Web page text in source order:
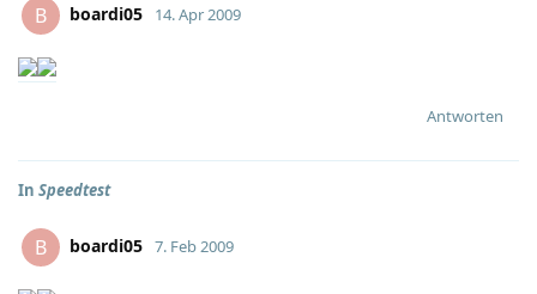
B boardi05 14. Apr 2009
Antworten
In Speedtest
B boardi05 7. Feb 2009